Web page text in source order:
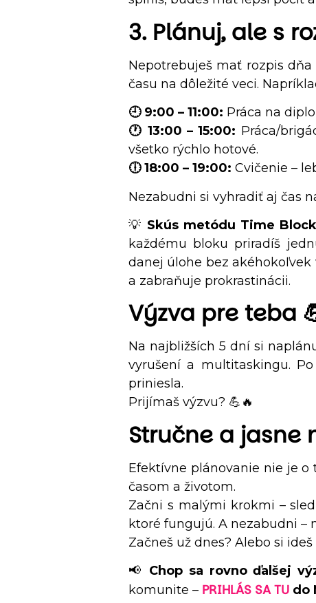
3. Plánuj, ale s
Nepotrebuješ mať rozpis
času na dôležité veci.
🕘 9:00 – 11:00: Práca na
🕐 13:00 – 15:00: Práca/
všetko rýchlo hotové.
🕕 18:00 – 19:00: Cvičenie –
Nezabudni si vyhradiť aj čas
💡 Skús metódu Time
každému bloku priradíš
danej úlohe bez
a zabraňuje prokrastinácii.
Výzva pre teba
Na najbližších 5 dní si
vyrušení a multitaskingu.
priniesla.
Prijímaš výzvu? 💪🔥
Stručne a jasne
Efektívne plánovanie nie je o
časom a životom.
Začni s malými krokmi –
ktoré fungujú. A nezabudni –
Začneš už dnes? Alebo si
📢 Chop sa rovno ďalšej
komunite – PRIHLÁS SA TU do